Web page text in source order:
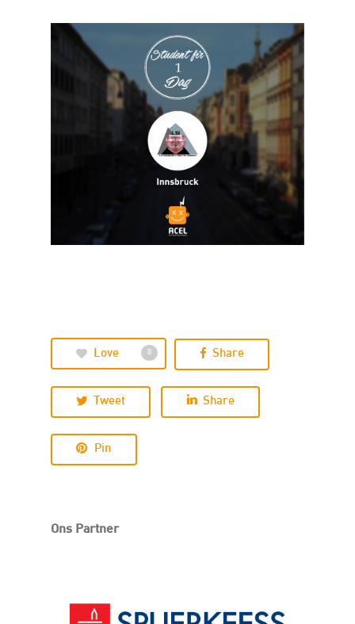
Love 0 Share
Tweet Share
Pin
Ons Partner